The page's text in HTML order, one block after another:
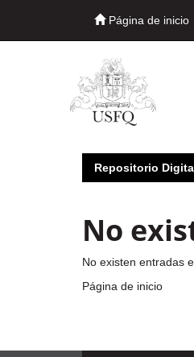
Página de inicio
Repositorio
No
No existen entradas
Página de inicio